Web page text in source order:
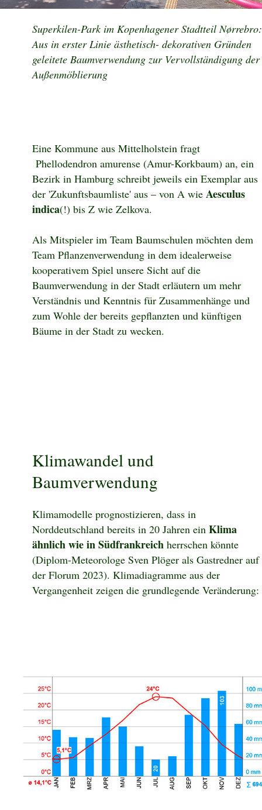
Eine Kommune aus Mittelholstein fragt
Phellodendron amurense (Amur-Korkbaum) an, ein
Bezirk in Hamburg schreibt jeweils ein Exemplar aus
der 'Zukunftsbaumliste' aus – von A wie Aesculus
indica(!) bis Z wie Zelkova.
Als Mitspieler im Team Baumschulen möchten dem
Team Pflanzenverwendung in dem idealerweise
kooperativem Spiel unsere Sicht auf die
Baumverwendung in der Stadt erläutern um mehr
Verständnis und Kenntnis für Zusammenhänge und
zum Wohle der bereits gepflanzten und künftigen
Bäume in der Stadt zu wecken.
Klimawandel und
Baumverwendung
Klimamodelle prognostizieren, dass in
Norddeutschland bereits in 20 Jahren ein Klima
ähnlich wie in Südfrankreich herrschen könnte
(Diplom-Meteorologe Sven Plöger als Gastredner auf
der Florum 2023). Klimadiagramme aus der
Vergangenheit zeigen die grundlegende Veränderung:
Superkilen-Park im Kopenhagener Stadtteil Nørrebro:
Aus in erster Linie ästhetisch- dekorativen Gründen
geleitete Baumverwendung zur Vervollständigung der
Außenmöblierung